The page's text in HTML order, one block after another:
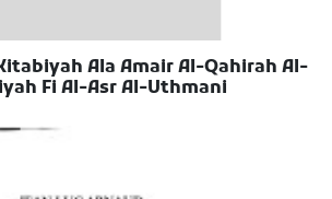
Ala Amair Al-Qahirah Al-
Fi Al-Asr Al-Uthmani